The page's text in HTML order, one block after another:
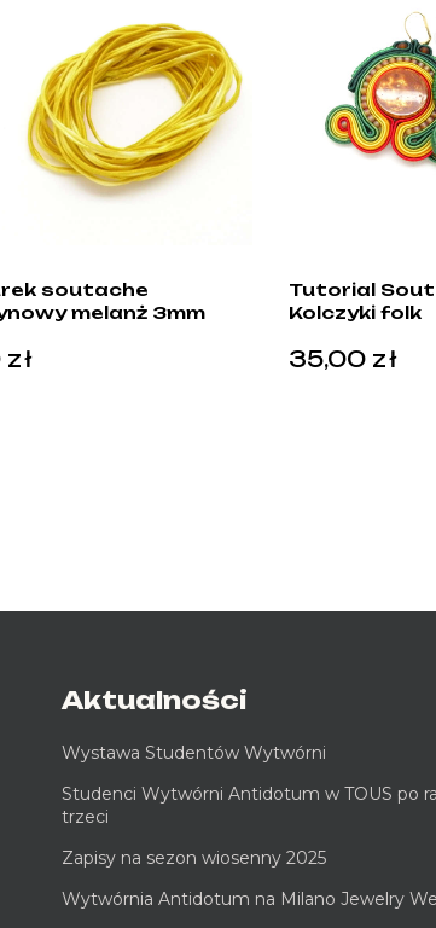
soutache
melanż 3mm
zł
Tutorial
Kolczyki folk
35,00 zł
Aktualności
Wystawa Studentów Wytwórni
Studenci Wytwórni Antidotum w TOUS po
trzeci
Zapisy na sezon wiosenny 2025
Wytwórnia Antidotum na Milano Jewelry